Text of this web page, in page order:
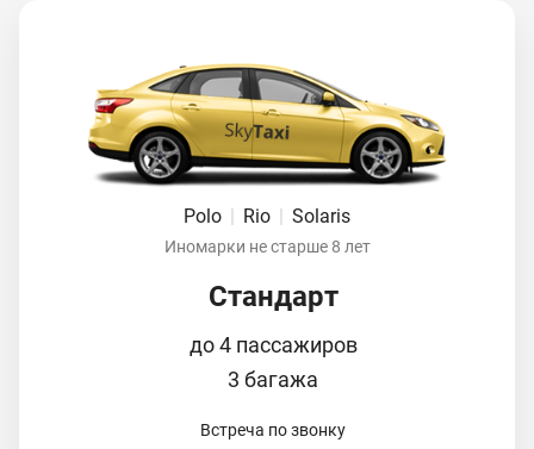
Polo | Rio | Solaris
Иномарки не старше 8 лет
Стандарт
до 4 пассажиров
3 багажа
Встреча по звонку